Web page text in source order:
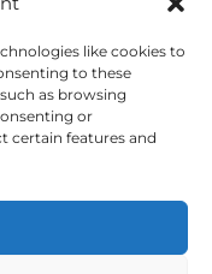
like cookies to
to these
as browsing
or
certain features and